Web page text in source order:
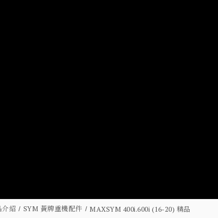
介紹 SYM 黃牌重機配件 MAXSYM 400i.600i (16-20) 精品